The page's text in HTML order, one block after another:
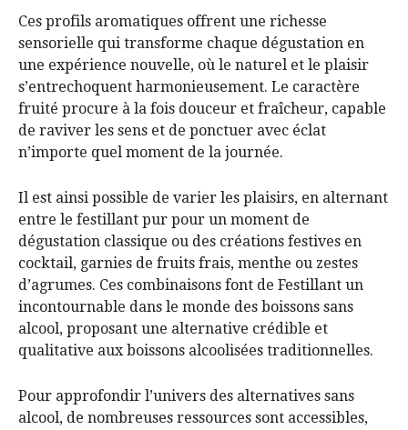
Ces profils aromatiques offrent une richesse
sensorielle qui transforme chaque dégustation en
une expérience nouvelle, où le naturel et le plaisir
s’entrechoquent harmonieusement. Le caractère
fruité procure à la fois douceur et fraîcheur, capable
de raviver les sens et de ponctuer avec éclat
n’importe quel moment de la journée.
Il est ainsi possible de varier les plaisirs, en alternant
entre le festillant pur pour un moment de
dégustation classique ou des créations festives en
cocktail, garnies de fruits frais, menthe ou zestes
d’agrumes. Ces combinaisons font de Festillant un
incontournable dans le monde des boissons sans
alcool, proposant une alternative crédible et
qualitative aux boissons alcoolisées traditionnelles.
Pour approfondir l’univers des alternatives sans
alcool, de nombreuses ressources sont accessibles,